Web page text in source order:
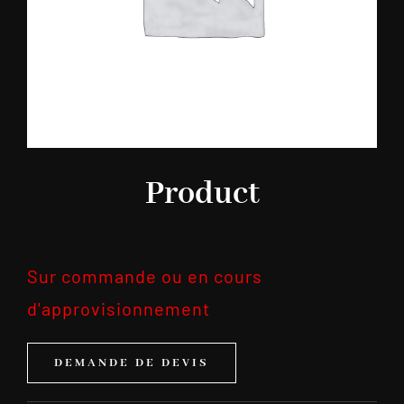
Product
Sur commande ou en cours
d'approvisionnement
DEMANDE DE DEVIS